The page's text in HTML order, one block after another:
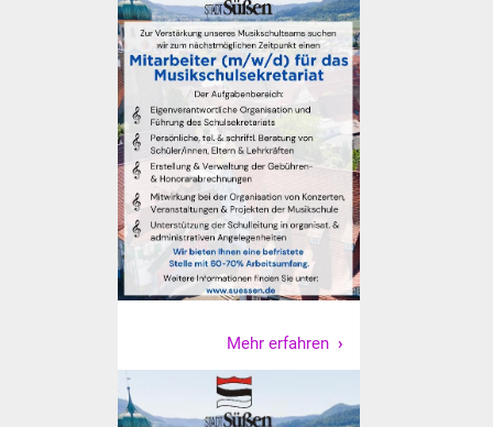
Veranstaltungen
Stadtfest
Ostermarkt
Einrichtungen
Hallenbad
Stadtbücherei
Stadtarchiv
Mehr erfahren